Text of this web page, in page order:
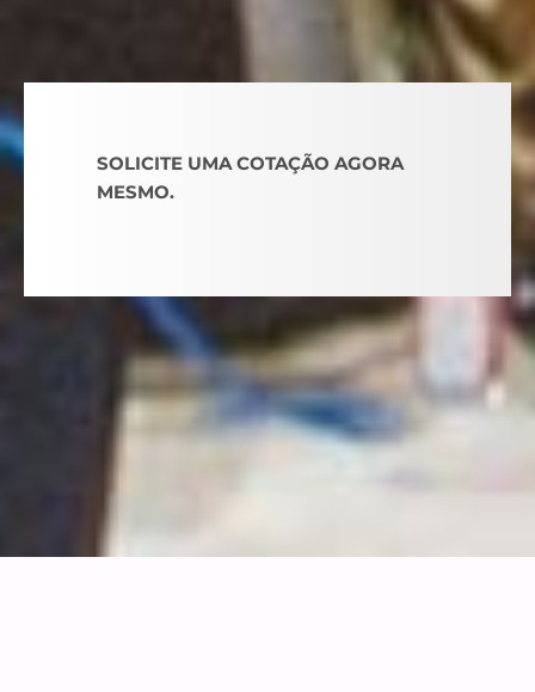
SOLICITE UMA COTAÇÃO AGORA
MESMO.